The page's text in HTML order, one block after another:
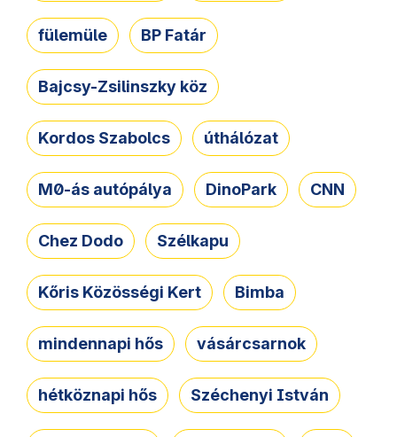
fülemüle BP Fatár
Bajcsy-Zsilinszky köz
Kordos Szabolcs úthálózat
M0-ás autópálya DinoPark CNN
Chez Dodo Szélkapu
Kőris Közösségi Kert Bimba
mindennapi hős vásárcsarnok
hétköznapi hős Széchenyi István